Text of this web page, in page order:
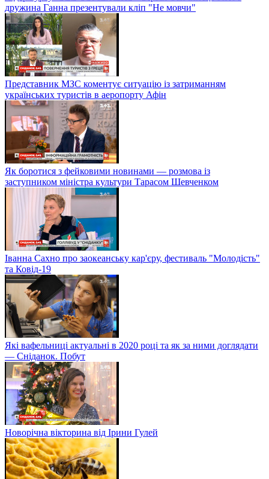
дружина Ганна презентували кліп "Не мовчи"
Представник МЗС коментує ситуацію із затриманням
українських туристів в аеропорту Афін
Як боротися з фейковими новинами — розмова із
заступником міністра культури Тарасом Шевченком
Іванна Сахно про заокеанську кар'єру, фестиваль "Молодість"
та Ковід-19
Які вафельниці актуальні в 2020 році та як за ними доглядати
— Сніданок. Побут
Новорічна вікторина від Ірини Гулей